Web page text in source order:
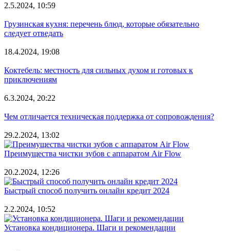
2.5.2024, 10:59
Грузинская кухня: перечень блюд, которые обязательно
следует отведать
18.4.2024, 19:08
Коктебель: местность для сильных духом и готовых к
приключениям
6.3.2024, 20:22
Чем отличается техническая поддержка от сопровождения?
29.2.2024, 13:02
Преимущества чистки зубов с аппаратом Air Flow
20.2.2024, 12:26
Быстрый способ получить онлайн кредит 2024
2.2.2024, 10:52
Установка кондиционера. Шаги и рекомендации